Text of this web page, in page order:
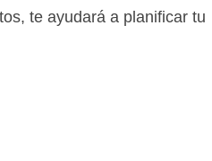
te ayudará a planificar tu